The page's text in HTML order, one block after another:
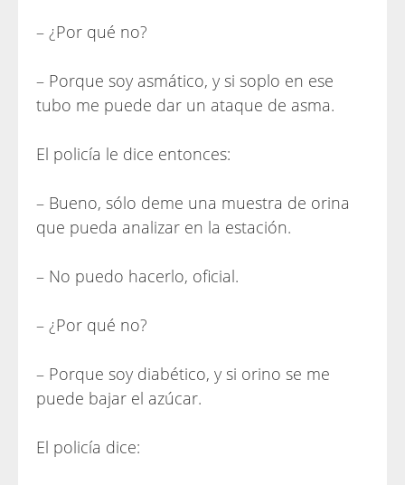
– ¿Por qué no?
– Porque soy asmático, y si soplo en ese
tubo me puede dar un ataque de asma.
El policía le dice entonces:
– Bueno, sólo deme una muestra de orina
que pueda analizar en la estación.
– No puedo hacerlo, oficial.
– ¿Por qué no?
– Porque soy diabético, y si orino se me
puede bajar el azúcar.
El policía dice: